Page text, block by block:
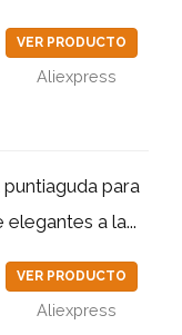
VER PRODUCTO
Aliexpress
para
a la...
VER PRODUCTO
Aliexpress